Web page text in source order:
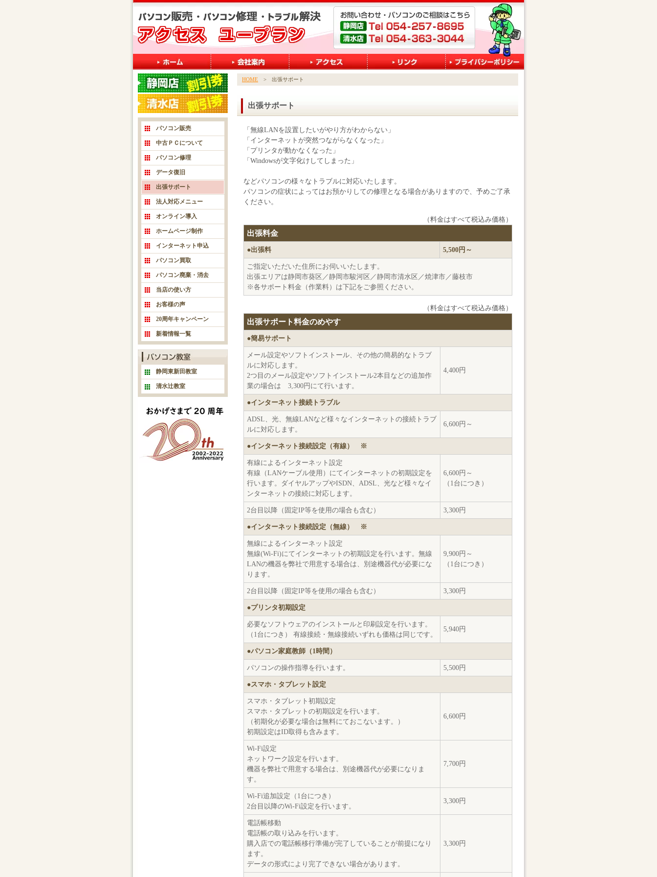
パソコン販売
中古ＰＣについて
パソコン修理
データ復旧
出張サポート
法人対応メニュー
オンライン導入
ホームページ制作
インターネット申込
パソコン買取
パソコン廃棄・消去
当店の使い方
お客様の声
20周年キャンペーン
新着情報一覧
静岡東新田教室
清水辻教室
HOME > 出張サポート
出張サポート
「無線LANを設置したいがやり方がわからない」
「インターネットが突然つながらなくなった」
「プリンタが動かなくなった」
「Windowsが文字化けしてしまった」
などパソコンの様々なトラブルに対応いたします。
パソコンの症状によってはお預かりしての修理となる場合がありますので、予めご了承
ください。
（料金はすべて税込み価格）
出張料金
●出張料 5,500円～
ご指定いただいた住所にお伺いいたします。
出張エリアは静岡市葵区／静岡市駿河区／静岡市清水区／焼津市／藤枝市
※各サポート料金（作業料）は下記をご参照ください。
（料金はすべて税込み価格）
出張サポート料金のめやす
●簡易サポート
メール設定やソフトインストール、その他の簡易的なトラブ
ルに対応します。
2つ目のメール設定やソフトインストール2本目などの追加作
業の場合は 3,300円にて行います。
4,400円
●インターネット接続トラブル
ADSL、光、無線LANなど様々なインターネットの接続トラブ
ルに対応します。
6,600円～
●インターネット接続設定（有線） ※
有線によるインターネット設定
有線（LANケーブル使用）にてインターネットの初期設定を
行います。ダイヤルアップやISDN、ADSL、光など様々なイ
ンターネットの接続に対応します。
6,600円～
（1台につき）
2台目以降（固定IP等を使用の場合も含む） 3,300円
●インターネット接続設定（無線） ※
無線によるインターネット設定
無線(Wi-Fi)にてインターネットの初期設定を行います。無線
LANの機器を弊社で用意する場合は、別途機器代が必要にな
ります。
9,900円～
（1台につき）
2台目以降（固定IP等を使用の場合も含む） 3,300円
●プリンタ初期設定
必要なソフトウェアのインストールと印刷設定を行います。
（1台につき） 有線接続・無線接続いずれも価格は同じです。
5,940円
●パソコン家庭教師（1時間）
パソコンの操作指導を行います。 5,500円
●スマホ・タブレット設定
スマホ・タブレット初期設定
スマホ・タブレットの初期設定を行います。
（初期化が必要な場合は無料にておこないます。）
初期設定はID取得も含みます。
6,600円
Wi-Fi設定
ネットワーク設定を行います。
機器を弊社で用意する場合は、別途機器代が必要になりま
す。
7,700円
Wi-Fi追加設定（1台につき）
2台目以降のWi-Fi設定を行います。
3,300円
電話帳移動
電話帳の取り込みを行います。
購入店での電話帳移行準備が完了していることが前提になり
ます。
データの形式により完了できない場合があります。
3,300円